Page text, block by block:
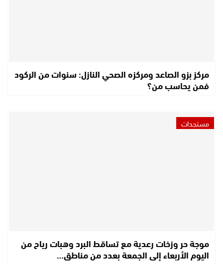
مركز بزو الصاعد ومركزه الصحي النازل: سنوات من الركود
فمن يحاسب من؟
مستجدات
موجة حر وزخات رعدية مع تساقط البرد وهبات رياح من
اليوم الأربعاء إلى الجمعة بعدد من مناطق…